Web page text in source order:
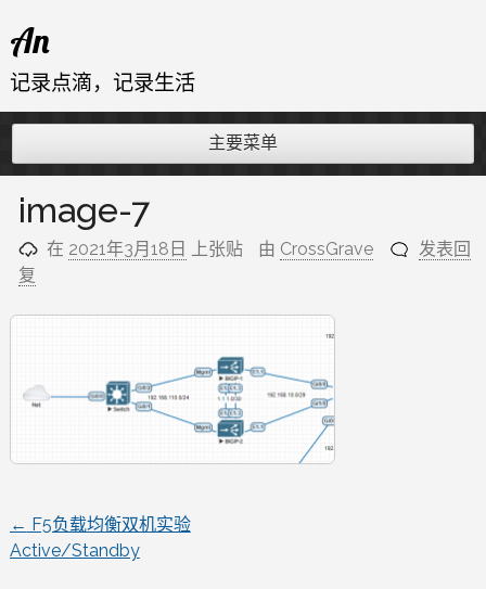
至
内
An
记录点滴，记录生活
主要菜单
image-7
在 2021年3月18日 上张贴 由 CrossGrave
发表回
复
文
← F5负载均衡双机实验
Active/Standby